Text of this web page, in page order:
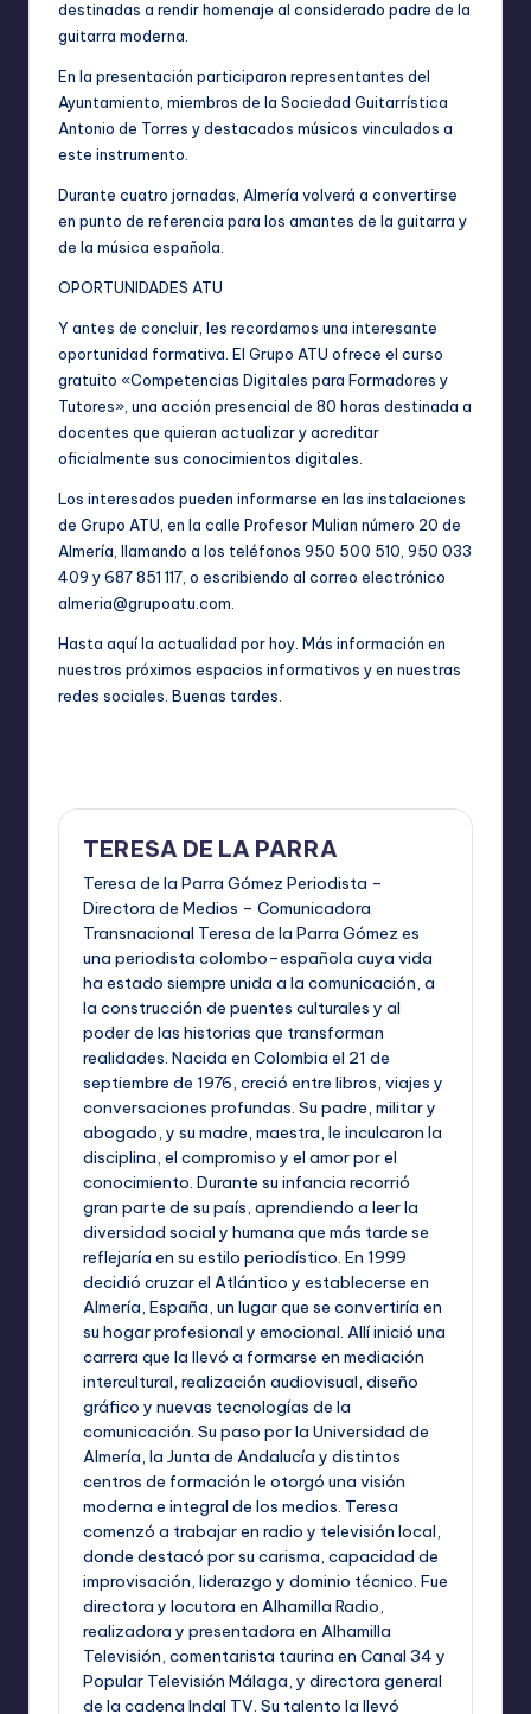
destinadas a rendir homenaje al considerado padre de la
guitarra moderna.
En la presentación participaron representantes del
Ayuntamiento, miembros de la Sociedad Guitarrística
Antonio de Torres y destacados músicos vinculados a
este instrumento.
Durante cuatro jornadas, Almería volverá a convertirse
en punto de referencia para los amantes de la guitarra y
de la música española.
OPORTUNIDADES ATU
Y antes de concluir, les recordamos una interesante
oportunidad formativa. El Grupo ATU ofrece el curso
gratuito «Competencias Digitales para Formadores y
Tutores», una acción presencial de 80 horas destinada a
docentes que quieran actualizar y acreditar
oficialmente sus conocimientos digitales.
Los interesados pueden informarse en las instalaciones
de Grupo ATU, en la calle Profesor Mulian número 20 de
Almería, llamando a los teléfonos 950 500 510, 950 033
409 y 687 851 117, o escribiendo al correo electrónico
almeria@grupoatu.com
Hasta aquí la actualidad por hoy. Más información en
nuestros próximos espacios informativos y en nuestras
redes sociales. Buenas tardes.
TERESA DE LA PARRA
Teresa de la Parra Gómez Periodista –
Directora de Medios – Comunicadora
Transnacional Teresa de la Parra Gómez es
una periodista colombo–española cuya vida
ha estado siempre unida a la comunicación, a
la construcción de puentes culturales y al
poder de las historias que transforman
realidades. Nacida en Colombia el 21 de
septiembre de 1976, creció entre libros, viajes y
conversaciones profundas. Su padre, militar y
abogado, y su madre, maestra, le inculcaron la
disciplina, el compromiso y el amor por el
conocimiento. Durante su infancia recorrió
gran parte de su país, aprendiendo a leer la
diversidad social y humana que más tarde se
reflejaría en su estilo periodístico. En 1999
decidió cruzar el Atlántico y establecerse en
Almería, España, un lugar que se convertiría en
su hogar profesional y emocional. Allí inició una
carrera que la llevó a formarse en mediación
intercultural, realización audiovisual, diseño
gráfico y nuevas tecnologías de la
comunicación. Su paso por la Universidad de
Almería, la Junta de Andalucía y distintos
centros de formación le otorgó una visión
moderna e integral de los medios. Teresa
comenzó a trabajar en radio y televisión local,
donde destacó por su carisma, capacidad de
improvisación, liderazgo y dominio técnico. Fue
directora y locutora en Alhamilla Radio,
realizadora y presentadora en Alhamilla
Televisión, comentarista taurina en Canal 34 y
Popular Televisión Málaga, y directora general
de la cadena Indal TV. Su talento la llevó